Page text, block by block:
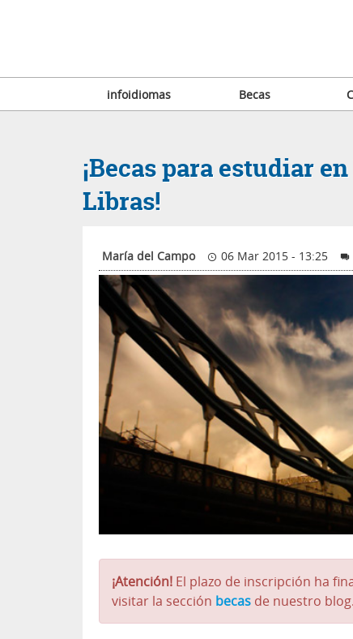
infoidiomas Becas
¡Becas para estudiar
Libras!
María del Campo 06 Mar 2015 - 13:25
¡Atención! El plazo de inscripción ha
visitar la sección becas de nuestro blog.